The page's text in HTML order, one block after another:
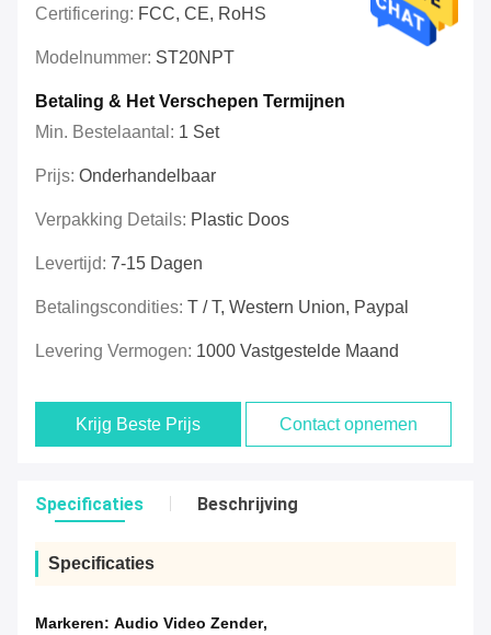
Certificering: FCC, CE, RoHS
Modelnummer: ST20NPT
Betaling & Het Verschepen Termijnen
Min. Bestelaantal: 1 Set
Prijs: Onderhandelbaar
Verpakking Details: Plastic Doos
Levertijd: 7-15 Dagen
Betalingscondities: T / T, Western Union, Paypal
Levering Vermogen: 1000 Vastgestelde Maand
Krijg Beste Prijs Contact opnemen
Specificaties Beschrijving
Specificaties
Markeren: Audio Video Zender,